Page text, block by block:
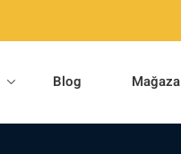
Blog Mağaza